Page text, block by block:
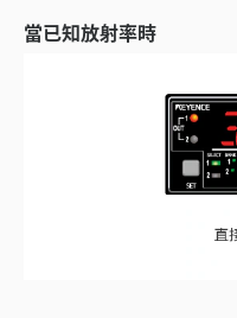
當已知放射率時